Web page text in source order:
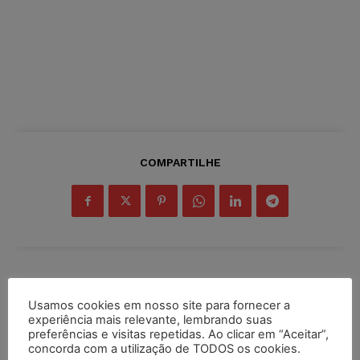
COMPARTILHE
Usamos cookies em nosso site para fornecer a
experiência mais relevante, lembrando suas
preferências e visitas repetidas. Ao clicar em “Aceitar”,
concorda com a utilização de TODOS os cookies.